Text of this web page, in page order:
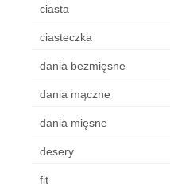
ciasta
ciasteczka
dania bezmięsne
dania mączne
dania mięsne
desery
fit